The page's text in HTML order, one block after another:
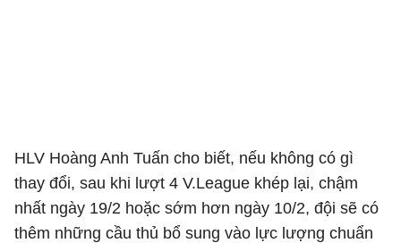
HLV Hoàng Anh Tuấn cho biết, nếu không có gì
thay đổi, sau khi lượt 4 V.League khép lại, chậm
nhất ngày 19/2 hoặc sớm hơn ngày 10/2, đội sẽ có
thêm những cầu thủ bổ sung vào lực lượng chuẩn